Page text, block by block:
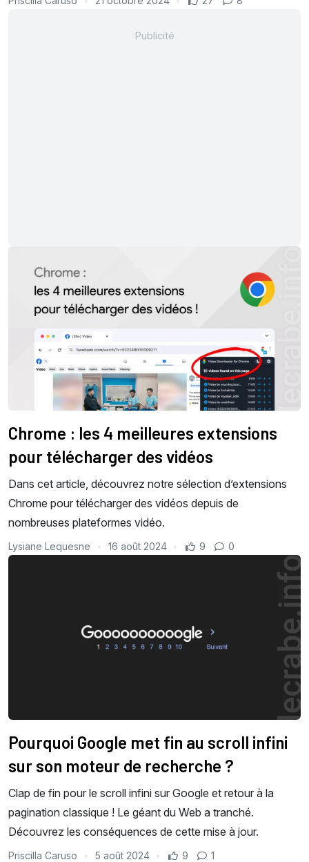
Chrome : les 4 meilleures extensions
pour télécharger des vidéos
Dans cet article, découvrez notre sélection d’extensions
Chrome pour télécharger des vidéos depuis de
nombreuses plateformes vidéo.
Lysiane Lequesne 16 août 2024 9 0
Pourquoi Google met fin au scroll infini
sur son moteur de recherche ?
Clap de fin pour le scroll infini sur Google et retour à la
pagination classique ! Le géant du Web a tranché.
Découvrez les conséquences de cette mise à jour.
Priscilla Caruso 5 août 2024 9 1